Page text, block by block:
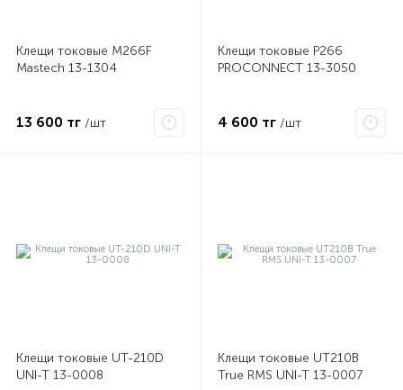
Клещи токовые M266F
Mastech 13-1304
13 600 тг /шт
Клещи токовые P266
PROCONNECT 13-3050
4 600 тг /шт
Клещи токовые UT-210D
UNI-T 13-0008
Клещи токовые UT210В
True RMS UNI-T 13-0007